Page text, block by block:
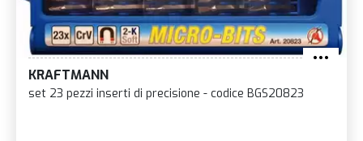
KRAFTMANN
set 23 pezzi inserti di precisione - codice BGS20823